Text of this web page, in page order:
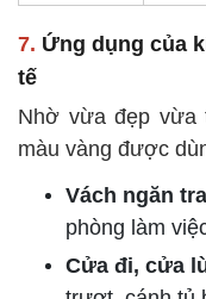
7. Ứng dụng của
tế
Nhờ vừa đẹp vừa
màu vàng được
Vách ngăn
phòng làm
Cửa đi, cửa